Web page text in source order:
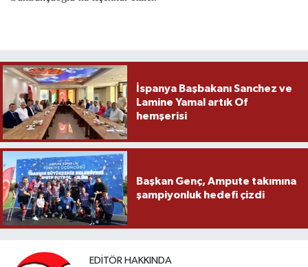
İspanya Başbakanı Sanchez ve
Lamine Yamal artık Of
hemşerisi
Başkan Genç, Ampute takımına
şampiyonluk hedefi çizdi
EDITÖR HAKKINDA